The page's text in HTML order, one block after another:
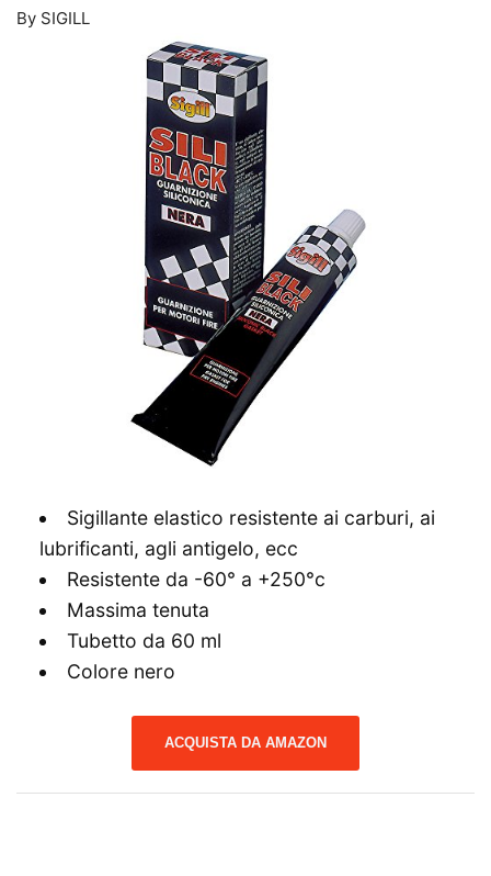
By SIGILL
Sigillante elastico resistente ai carburi, ai
lubrificanti, agli antigelo, ecc
Resistente da -60° a +250°c
Massima tenuta
Tubetto da 60 ml
Colore nero
ACQUISTA DA AMAZON